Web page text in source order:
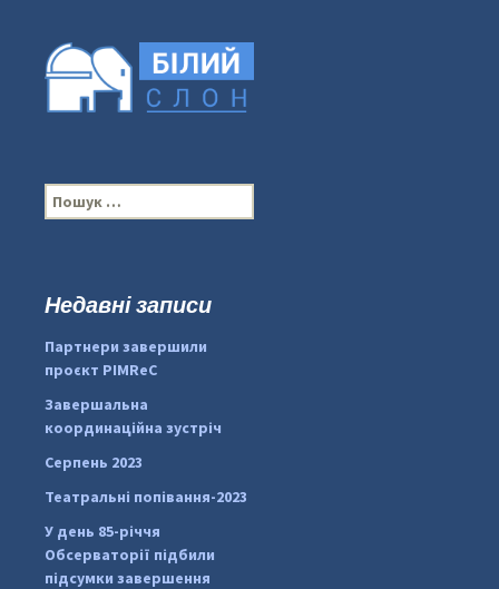
#PipIvanToday
pimrec_project
П
о
:Недавні записи
Партнери завершили
проєкт PIMReC
Завершальна
координаційна зустріч
Серпень 2023
Театральні попівання-2023
У день 85-річчя
Обсерваторії підбили
підсумки завершення